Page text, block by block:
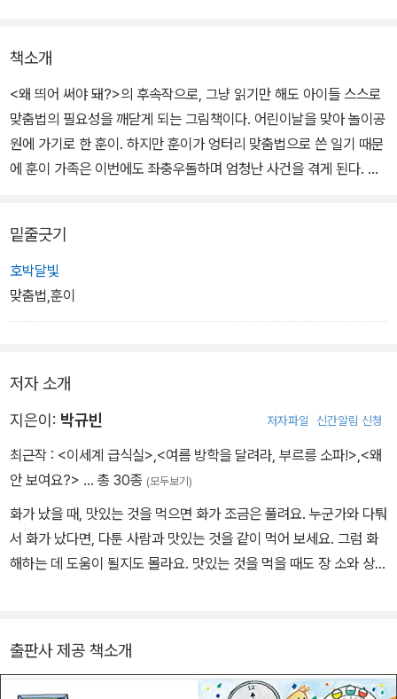
책소개
<왜 띄어 써야 돼?>의 후속작으로, 그냥 읽기만 해도 아이들 스스로
맞춤법의 필요성을 깨닫게 되는 그림책이다. 어린이날을 맞아 놀이공
원에 가기로 한 훈이. 하지만 훈이가 엉터리 맞춤법으로 쓴 일기 때문
에 훈이 가족은 이번에도 좌충우돌하며 엄청난 사건을 겪게 된다. 못
야기가 그대로 현실이 되어버리는 판타지를 통해 맞춤법의 필요성을
자연스럽게 이야기한다.
무엇보다 요즘처럼 줄임말이나 신조어가 자주 사용되는 혼란스러운
에서 벗어나 아이들 스스로 맞춤법의 중요성을 깨닫게 해 준다.
밑줄긋기
호박달빛
맞춤법,훈이
저자 소개
지은이: 박규빈 저자파일 신간알림 신청
최근작 : <이세계 급식실> <여름 방학을 달려라, 부르릉 소파!> <왜
안 보여요?> … 총 30종 (모두보기)
화가 났을 때, 맛있는 것을 먹으면 화가 조금은 풀려요. 누군가와 다퉈
서 화가 났다면, 다툰 사람과 맛있는 것을 같이 먹어 보세요. 그럼 화
해하는 데 도움이 될지도 몰라요. 맛있는 것을 먹을 때도 장 소와 상황
림책으로 《여름 방학을 달려라, 부르릉 소파!》, 《왜 띄어 써야 돼?》,
《왜 맞춤법에 맞게 써야 돼?》, 《다름》, 《청소의 발견》, 《형이 태어날
출판사 제공 책소개